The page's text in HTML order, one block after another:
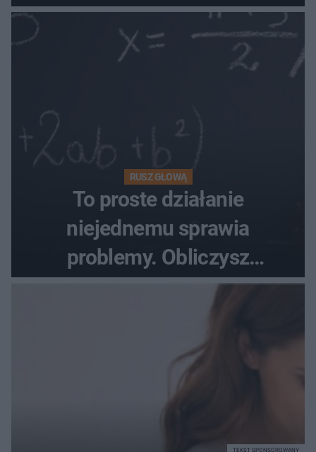
towaru
RUSZ GŁOWĄ
To proste działanie
niejednemu sprawia
problemy. Obliczysz
poprawnie, ile to jest
TEKST SPONSOROWANY